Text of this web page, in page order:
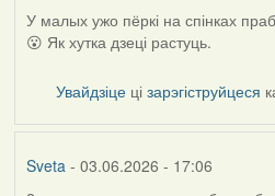
У малых ужо пёркі на спінках
😮 Як хутка дзеці растуць.
Увайдзіце цізарэгіструйцеся
Sveta- 03.06.2026 - 17:06